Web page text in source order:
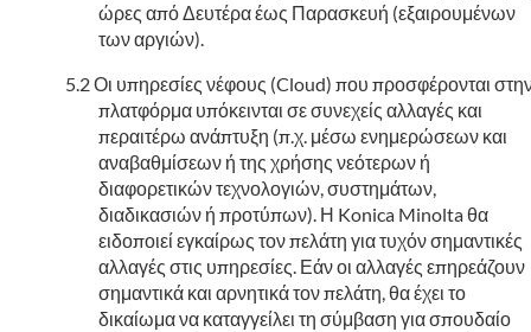
ώρες από Δευτέρα έως Παρασκευή (εξαιρουμένων
των αργιών).
Οι υπηρεσίες νέφους (Cloud) που προσφέρονται
πλατφόρμα υπόκεινται σε συνεχείς αλλαγές και
περαιτέρω ανάπτυξη (π.χ. μέσω ενημερώσεων και
αναβαθμίσεων ή της χρήσης νεότερων ή
διαφορετικών τεχνολογιών, συστημάτων,
διαδικασιών ή προτύπων). Η Konica Minolta θα
ειδοποιεί εγκαίρως τον πελάτη για τυχόν σημαντικές
αλλαγές στις υπηρεσίες. Εάν οι αλλαγές επηρεάζουν
σημαντικά και αρνητικά τον πελάτη, θα έχει το
δικαίωμα να καταγγείλει τη σύμβαση για σπουδαίο